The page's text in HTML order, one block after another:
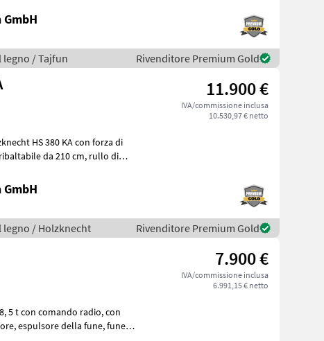
/ Tajfun Rivenditore Premium Gold
11.900 €
IVA/commissione inclusa
10.530,97 € netto
HS 380 KA con forza di
/ Holzknecht Rivenditore Premium Gold
7.900 €
IVA/commissione inclusa
6.991,15 € netto
fune